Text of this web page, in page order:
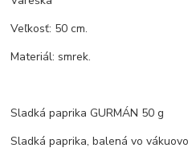
Veľkosť: 50 cm.
Materiál: smrek.
Sladká paprika GURMÁN 50 g
Sladká paprika, balená vo